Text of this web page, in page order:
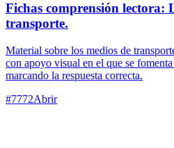
Fichas comprensión lectora:
transporte.
Material sobre los medios de
con apoyo visual en el que se
marcando la respuesta correcta.
#7772Abrir